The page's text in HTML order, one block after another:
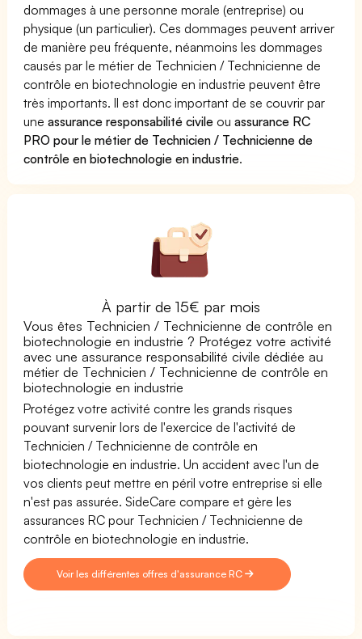
dommages à une personne morale (entreprise) ou
physique (un particulier). Ces dommages peuvent arriver
de manière peu fréquente, néanmoins les dommages
causés par le métier de Technicien / Technicienne de
contrôle en biotechnologie en industrie peuvent être
très importants. Il est donc important de se couvrir par
uneassurance responsabilité civile ouassurance RC
PRO pour le métier de Technicien / Technicienne de
contrôle en biotechnologie en industrie.
À partir de 15€ par mois
Vous êtes Technicien / Technicienne de contrôle en
biotechnologie en industrie ? Protégez votre activité
avec une assurance responsabilité civile dédiée au
métier de Technicien / Technicienne de contrôle en
biotechnologie en industrie
Protégez votre activité contre les grands risques
pouvant survenir lors de l'exercice de l'activité de
Technicien / Technicienne de contrôle en
biotechnologie en industrie. Un accident avec l'un de
vos clients peut mettre en péril votre entreprise si elle
n'est pas assurée. SideCare compare et gère les
assurances RC pour Technicien / Technicienne de
contrôle en biotechnologie en industrie.
Voir les différentes offres d'assurance RC